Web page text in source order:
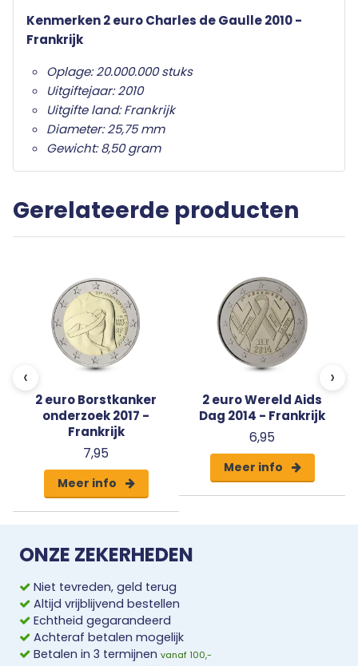
onderscheid van de gewone twee euro munten is
het herdenkingsonderwerp op de nationale zijde.
Alleen de twee euro munt mag als
herdenkingsmunt gebruikt worden. Ze zijn in het
hele eurogebied wettig betaalmiddel; ze kunnen
als gewone euromunten worden gebruikt en
moeten worden geaccepteerd.
Uw 2 euro munt wordt geleverd in beschermende
echtheid.
Kenmerken 2 euro Charles de Gaulle 2010 -
Frankrijk
Oplage: 20.000.000 stuks
Uitgiftejaar: 2010
Uitgifte land: Frankrijk
Diameter: 25,75 mm
Gewicht: 8,50 gram
Gerelateerde producten
‹
2 euro Borstkanker
onderzoek 2017 -
Frankrijk
7,95
Meer info
2 euro Wereld Aids
Dag 2014 - Frankrijk
6,95
Meer info
›
ONZE ZEKERHEDEN
Niet tevreden, geld terug
Altijd vrijblijvend bestellen
Echtheid gegarandeerd
Achteraf betalen mogelijk
Betalen in 3 termijnen vanaf 100,-